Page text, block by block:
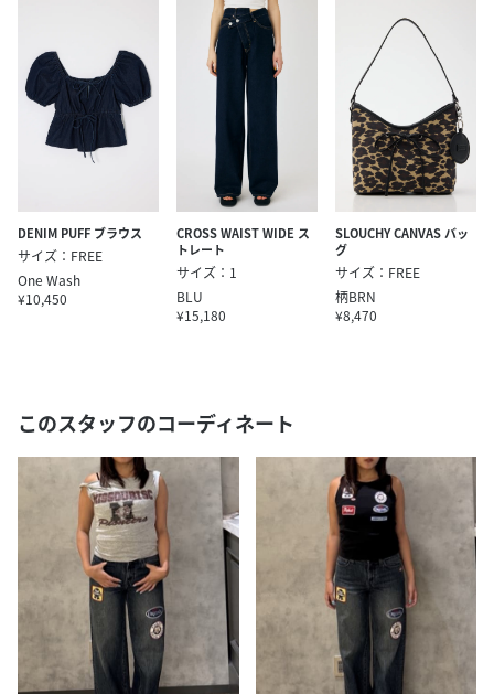
DENIM PUFF ブラウス
サイズ：FREE
One Wash
¥10,450
CROSS WAIST WIDE ス
トレート
サイズ：1
BLU
¥15,180
SLOUCHY CANVAS バッ
グ
サイズ：FREE
柄BRN
¥8,470
このスタッフのコーディネート